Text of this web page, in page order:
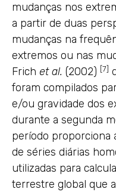
mudanças nos
a partir de duas
mudanças na
extremos ou nas
Frich et al. (2002) [7]
foram compilados
e/ou gravidade dos
durante a segunda
período proporciona
de séries diárias
utilizadas para
terrestre global que